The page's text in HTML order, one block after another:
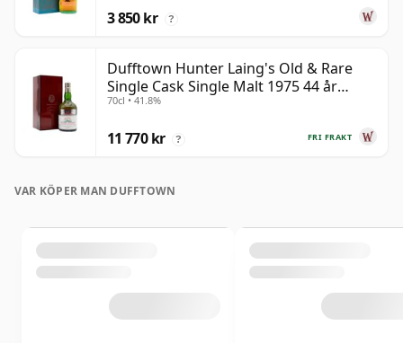
3 850 kr ?
Dufftown Hunter Laing's Old & Rare
Single Cask Single Malt 1975 44 år
gammal
70cl • 41.8%
FRI FRAKT
11 770 kr ?
VAR KÖPER MAN DUFFTOWN